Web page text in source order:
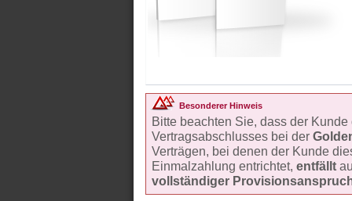
Besonderer Hinweis
Bitte beachten Sie, dass der
Vertragsabschlusses bei der
Verträgen, bei denen der Kunde
Einmalzahlung entrichtet, entfällt
vollständiger